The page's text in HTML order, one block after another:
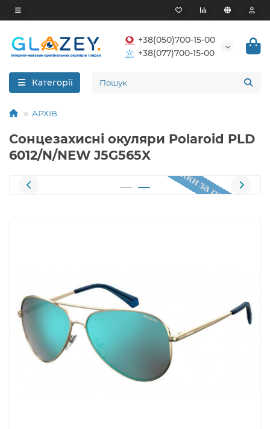
+38(050)700-15-00
+38(077)700-15-00
Категорії
АРХІВ
Сонцезахисні окуляри Polaroid PLD
6012/N/NEW J5G565X